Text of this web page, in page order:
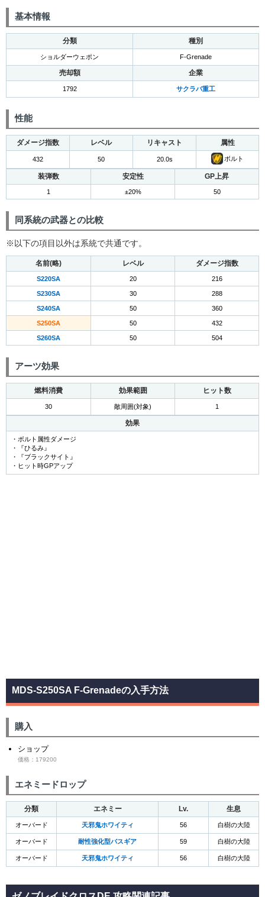
基本情報
分類 種別
ショルダーウェポン F-Grenade
売却額 企業
1792 サクラバ重工
性能
ダメージ指数 レベル リキャスト 属性
432 50 20.0s ボルト
装弾数 安定性 GP上昇
1 ±20% 50
同系統の武器との比較
※以下の項目以外は系統で共通です。
名前(略) レベル ダメージ指数
S220SA 20 216
S230SA 30 288
S240SA 50 360
S250SA 50 432
S260SA 50 504
アーツ効果
燃料消費 効果範囲 ヒット数
30 敵周囲(対象) 1
効果
・ボルト属性ダメージ
・『ひるみ』
・『ブラックサイト』
・ヒット時GPアップ
MDS-S250SA F-Grenadeの入手方法
購入
ショップ
価格：179200
エネミードロップ
分類 エネミー Lv. 生息
オーバード 天邪鬼ホワイティ 56 白樹の大陸
オーバード 耐性強化型バスギア 59 白樹の大陸
オーバード 天邪鬼ホワイティ 56 白樹の大陸